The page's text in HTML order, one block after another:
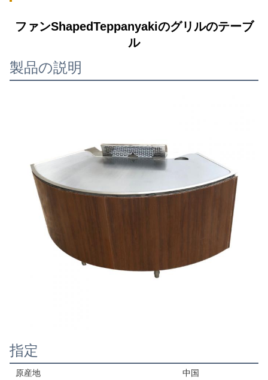
ファンShapedTeppanyakiのグリルのテーブ
ル
製品の説明
指定
原産地 中国